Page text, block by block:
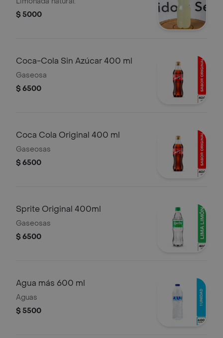
$ 5000
Coca-Cola Sin Azúcar 400 ml
Gaseosa
$ 6500
Coca Cola Original 400 ml
Gaseosas
$ 6500
Sprite Original 400ml
Gaseosas
$ 6500
Agua más 600 ml
Aguas
$ 5500